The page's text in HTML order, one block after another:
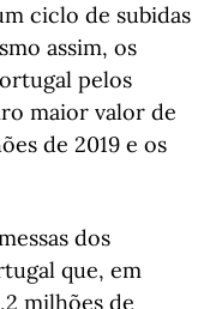
ciclo de subidas
assim, os
pelos
maior valor de
de 2019 e os
dos
que, em
milhões de